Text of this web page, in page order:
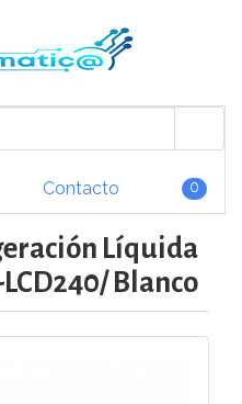
Contacto 0
Líquida
Blanco